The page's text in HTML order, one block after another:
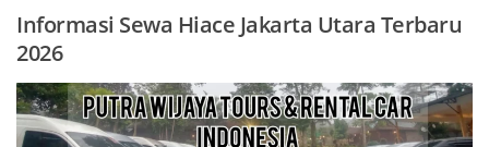
Informasi Sewa Hiace Jakarta Utara Terbaru
2026